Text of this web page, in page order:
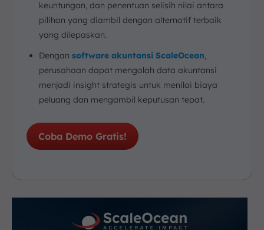
keuntungan, dan penentuan selisih nilai antara
pilihan yang diambil dengan alternatif terbaik
yang dilepaskan.
Dengan software akuntansi ScaleOcean,
perusahaan dapat mengolah data akuntansi
menjadi insight strategis untuk menilai biaya
peluang dan mengambil keputusan tepat.
Coba Demo Gratis!